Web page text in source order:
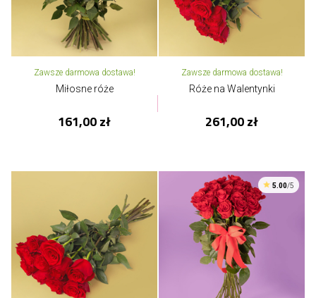
Zawsze darmowa dostawa!
Miłosne róże
161,00 zł
Zawsze darmowa dostawa!
Róże na Walentynki
261,00 zł
5.00/5